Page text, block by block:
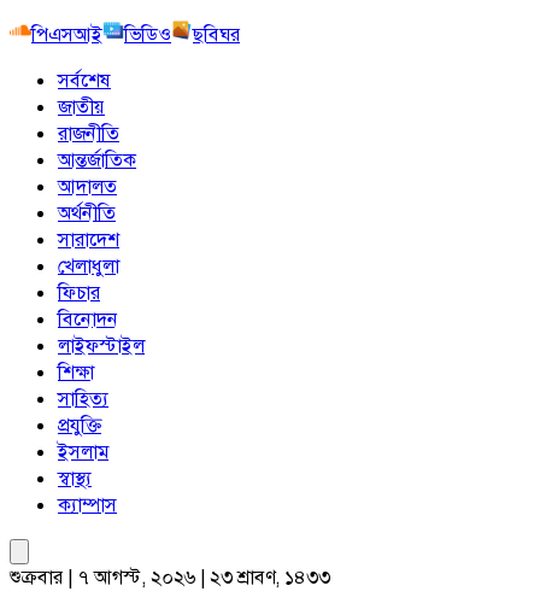
পিএসআই
ভিডিও
ছবিঘর
সর্বশেষ
জাতীয়
রাজনীতি
আন্তর্জাতিক
আদালত
অর্থনীতি
সারাদেশ
খেলাধুলা
ফিচার
বিনোদন
লাইফস্টাইল
শিক্ষা
সাহিত্য
প্রযুক্তি
ইসলাম
স্বাস্থ্য
ক্যাম্পাস
শুক্রবার | ৭ আগস্ট, ২০২৬ | ২৩ শ্রাবণ, ১৪৩৩